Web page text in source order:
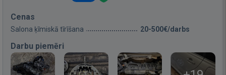
Cenas
Salona ķīmiskā tīrīšana 20-500€/darbs
Darbu piemēri